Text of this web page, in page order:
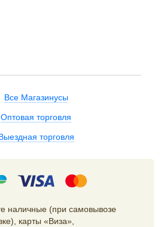
Все Магазинусы
Оптовая торговля
торговля
наличные (при самовывозе
карты «Виза»,